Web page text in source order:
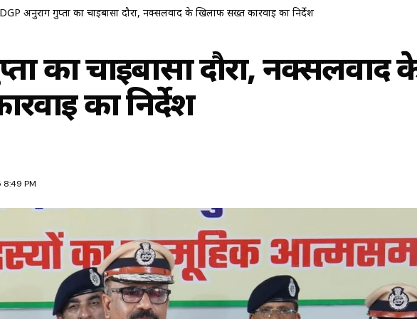
DGP अनुराग गुप्ता का चाईबासा दौरा, नक्सलवाद के खिलाफ सख्त कार्रवाई का निर्देश
का चाईबासा दौरा, नक्सलवाद
का निर्देश
PM